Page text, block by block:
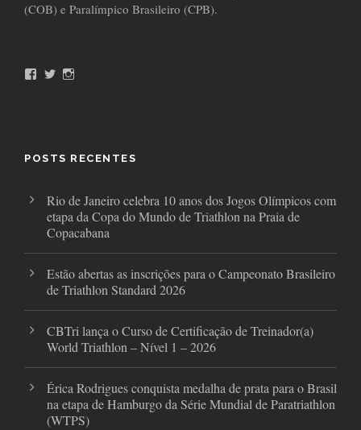
(COB) e Paralímpico Brasileiro (CPB).
k
T
a
POSTS RECENTES
Rio de Janeiro celebra 10 anos dos Jogos Olímpicos com
etapa da Copa do Mundo de Triathlon na Praia de
Copacabana
Estão abertas as inscrições para o Campeonato Brasileiro
de Triathlon Standard 2026
CBTri lança o Curso de Certificação de Treinador(a)
World Triathlon – Nível 1 – 2026
Érica Rodrigues conquista medalha de prata para o Brasil
na etapa de Hamburgo da Série Mundial de Paratriathlon
(WTPS)